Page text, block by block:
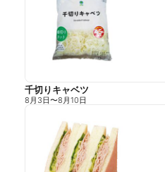
千切りキャベツ
8月3日〜8月10日